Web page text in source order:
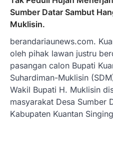
Sumber Datar Sambut
Muklisin.
berandariaunews.com.
oleh pihak lawan justru
pasangan calon Bupati
Suhardiman-Muklisin
Wakil Bupati H. Muklisin
masyarakat Desa Sumber
Kabupaten Kuantan